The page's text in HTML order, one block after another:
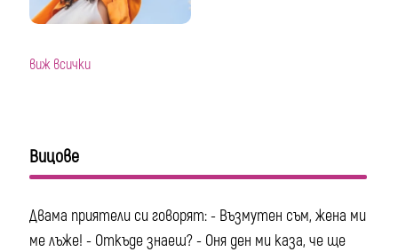
виж всички
Вицове
Двама приятели си говорят: - Възмутен съм, жена ми
ме лъже! - Откъде знаеш? - Оня ден ми каза, че ще